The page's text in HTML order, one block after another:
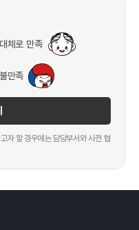
대체로 만족
불만족
자 할 경우에는 담당부서와 사전 협